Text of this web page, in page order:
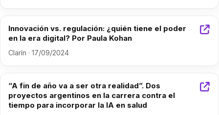
Innovación vs. regulación: ¿quién tiene el poder
en la era digital? Por Paula Kohan
Clarín · 17/09/2024
“A fin de año va a ser otra realidad”. Dos
proyectos argentinos en la carrera contra el
tiempo para incorporar la IA en salud